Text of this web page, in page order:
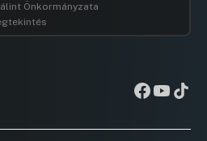
Önkormányzata